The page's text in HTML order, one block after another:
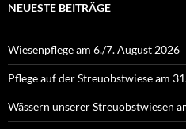
NEUESTE BEITRÄGE
Wiesenpflege am 6./7. August 2026
Pflege auf der Streuobstwiese am
Wässern unserer Streuobstwiesen